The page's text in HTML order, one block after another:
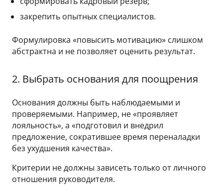
закрепить опытных специалистов.
Формулировка «повысить мотивацию» слишком
абстрактна и не позволяет оценить результат.
2. Выбрать основания для поощрения
Основания должны быть наблюдаемыми и
проверяемыми. Например, не «проявляет
лояльность», а «подготовил и внедрил
предложение, сократившее время переналадки
без ухудшения качества».
Критерии не должны зависеть только от личного
отношения руководителя.